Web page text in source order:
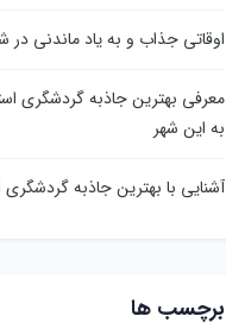
اوقاتی جذاب و به یاد ماندنی در
معرفی بهترین جاذبه گردشگری
به این شهر
آشنایی با بهترین جاذبه گردشگری
برچسب ها